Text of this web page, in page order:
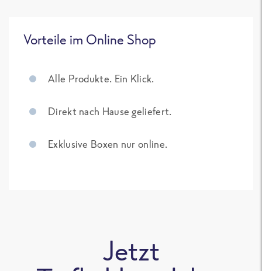
Vorteile im Online Shop
Alle Produkte. Ein Klick.
Direkt nach Hause geliefert.
Exklusive Boxen nur online.
Jetzt